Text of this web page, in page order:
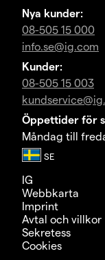
Nya kunder:
08-505 15 000
info.se@ig.com
Kunder:
08-505 15 003
Öppettider för
Måndag till
IG
Webbkarta
Imprint
Avtal och villkor
Sekretess
Cookies